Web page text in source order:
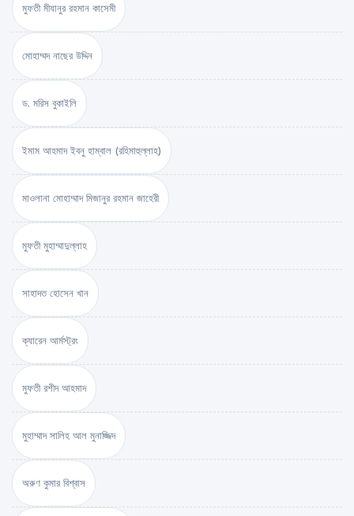
মুফতী মীযানুর রহমান কাসেমী
মোহাম্মদ নাছের উদ্দিন
ড. মরিস বুকাইলি
ইমাম আহমাদ ইবনু হাম্বাল (রহিমাহুল্লাহ)
মাওলানা মোহাম্মাদ মিজানুর রহমান জাহেরী
মুফতী মুহাম্মাদুল্লাহ
সাহাদত হোসেন খান
ক্যারেন আর্মস্ট্রং
মুফতী রশীদ আহমাদ
মুহাম্মাদ সালিহ আল মুনাজ্জিদ
অরুণ কুমার বিশ্বাস